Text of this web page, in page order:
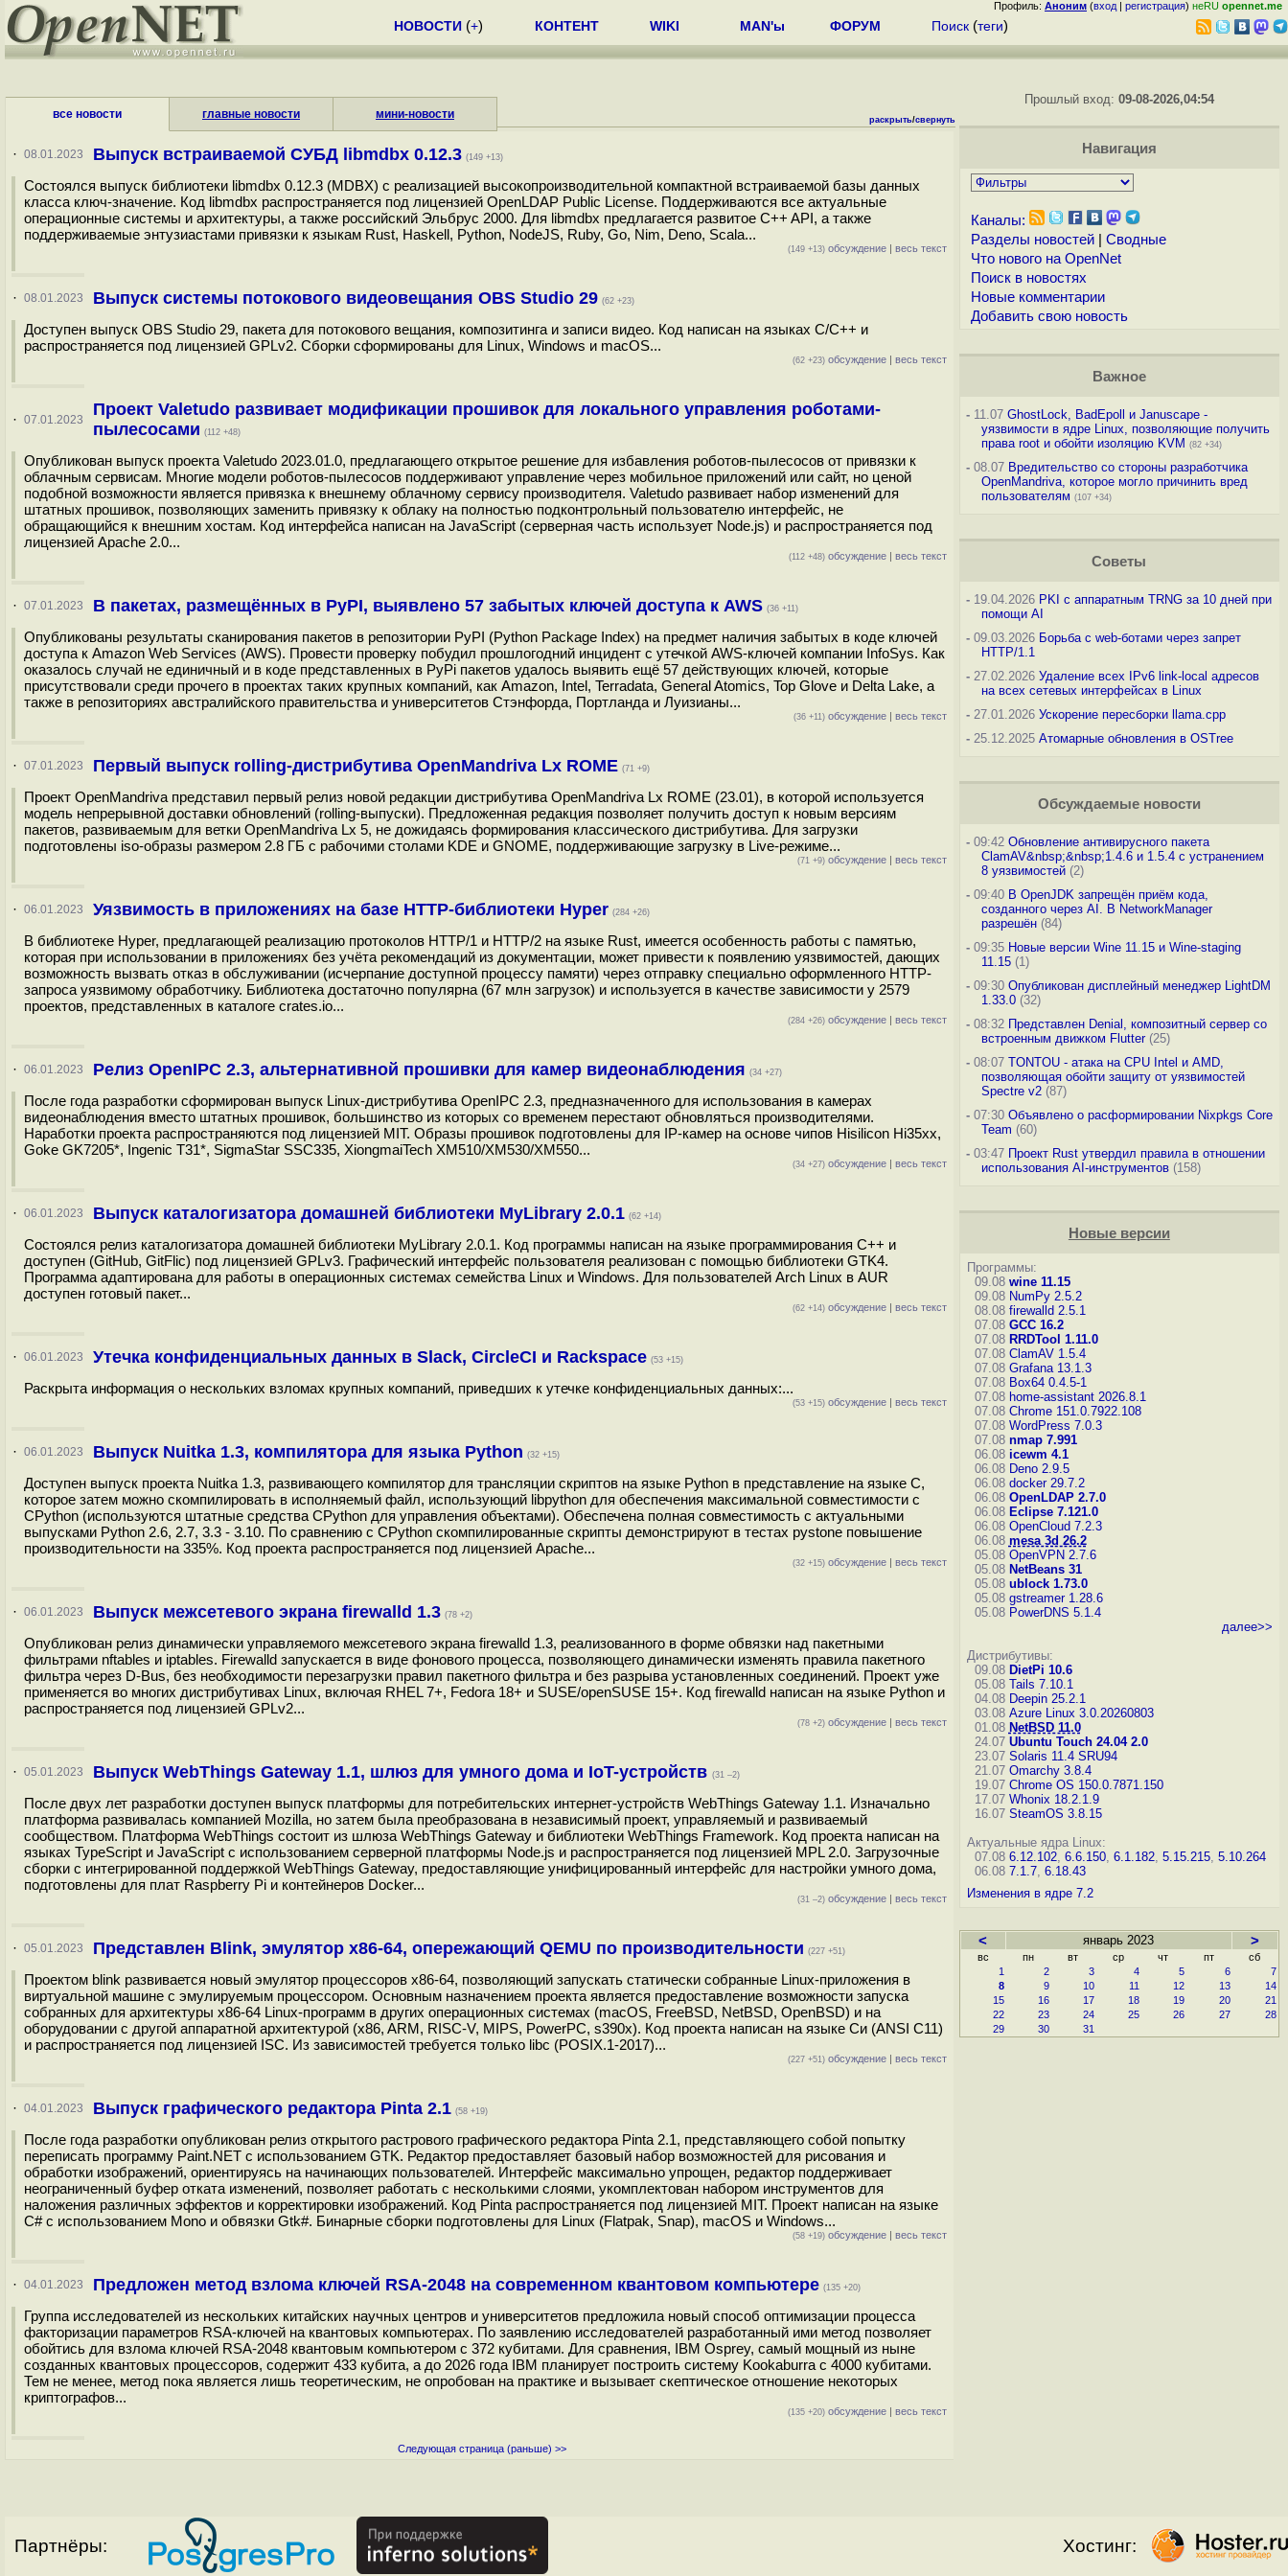
Профиль: Аноним (вход | регистрация) неRU opennet.me
НОВОСТИ (+) КОНТЕНТ WIKI MAN'ы ФОРУМ Поиск (теги)
все новости главные новости мини-новости раскрыть/свернуть
· 08.01.2023 Выпуск встраиваемой СУБД libmdbx 0.12.3 (149 +13)
Состоялся выпуск библиотеки libmdbx 0.12.3 (MDBX) с реализацией высокопроизводительной компактной встраиваемой базы данных
класса ключ-значение. Код libmdbx распространяется под лицензией OpenLDAP Public License. Поддерживаются все актуальные
операционные системы и архитектуры, а также российский Эльбрус 2000. Для libmdbx предлагается развитое C++ API, а также
поддерживаемые энтузиастами привязки к языкам Rust, Haskell, Python, NodeJS, Ruby, Go, Nim, Deno, Scala...
(149 +13) обсуждение | весь текст
· 08.01.2023 Выпуск системы потокового видеовещания OBS Studio 29 (62 +23)
Доступен выпуск OBS Studio 29, пакета для потокового вещания, композитинга и записи видео. Код написан на языках C/C++ и
распространяется под лицензией GPLv2. Сборки сформированы для Linux, Windows и macOS...
(62 +23) обсуждение | весь текст
· 07.01.2023
Проект Valetudo развивает модификации прошивок для локального управления роботами-
пылесосами (112 +48)
Опубликован выпуск проекта Valetudo 2023.01.0, предлагающего открытое решение для избавления роботов-пылесосов от привязки к
облачным сервисам. Многие модели роботов-пылесосов поддерживают управление через мобильное приложений или сайт, но ценой
подобной возможности является привязка к внешнему облачному сервису производителя. Valetudo развивает набор изменений для
штатных прошивок, позволяющих заменить привязку к облаку на полностью подконтрольный пользователю интерфейс, не
обращающийся к внешним хостам. Код интерфейса написан на JavaScript (серверная часть использует Node.js) и распространяется под
лицензией Apache 2.0...
(112 +48) обсуждение | весь текст
· 07.01.2023 В пакетах, размещённых в PyPI, выявлено 57 забытых ключей доступа к AWS (36 +11)
Опубликованы результаты сканирования пакетов в репозитории PyPI (Python Package Index) на предмет наличия забытых в коде ключей
доступа к Amazon Web Services (AWS). Провести проверку побудил прошлогодний инцидент с утечкой AWS-ключей компании InfoSys. Как
оказалось случай не единичный и в коде представленных в PyPi пакетов удалось выявить ещё 57 действующих ключей, которые
присутствовали среди прочего в проектах таких крупных компаний, как Amazon, Intel, Terradata, General Atomics, Top Glove и Delta Lake, а
также в репозиториях австралийского правительства и университетов Стэнфорда, Портланда и Луизианы...
(36 +11) обсуждение | весь текст
· 07.01.2023 Первый выпуск rolling-дистрибутива OpenMandriva Lx ROME (71 +9)
Проект OpenMandriva представил первый релиз новой редакции дистрибутива OpenMandriva Lx ROME (23.01), в которой используется
модель непрерывной доставки обновлений (rolling-выпуски). Предложенная редакция позволяет получить доступ к новым версиям
пакетов, развиваемым для ветки OpenMandriva Lx 5, не дожидаясь формирования классического дистрибутива. Для загрузки
подготовлены iso-образы размером 2.8 ГБ c рабочими столами KDE и GNOME, поддерживающие загрузку в Live-режиме...
(71 +9) обсуждение | весь текст
· 06.01.2023 Уязвимость в приложениях на базе HTTP-библиотеки Hyper (284 +26)
В библиотеке Hyper, предлагающей реализацию протоколов HTTP/1 и HTTP/2 на языке Rust, имеется особенность работы с памятью,
которая при использовании в приложениях без учёта рекомендаций из документации, может привести к появлению уязвимостей, дающих
возможность вызвать отказ в обслуживании (исчерпание доступной процессу памяти) через отправку специально оформленного HTTP-
запроса уязвимому обработчику. Библиотека достаточно популярна (67 млн загрузок) и используется в качестве зависимости у 2579
проектов, представленных в каталоге crates.io...
(284 +26) обсуждение | весь текст
· 06.01.2023 Релиз OpenIPC 2.3, альтернативной прошивки для камер видеонаблюдения (34 +27)
После года разработки сформирован выпуск Linux-дистрибутива OpenIPC 2.3, предназначенного для использования в камерах
видеонаблюдения вместо штатных прошивок, большинство из которых со временем перестают обновляться производителями.
Наработки проекта распространяются под лицензией MIT. Образы прошивок подготовлены для IP-камер на основе чипов Hisilicon Hi35xx,
Goke GK7205*, Ingenic T31*, SigmaStar SSC335, XiongmaiTech XM510/XM530/XM550...
(34 +27) обсуждение | весь текст
· 06.01.2023 Выпуск каталогизатора домашней библиотеки MyLibrary 2.0.1 (62 +14)
Состоялся релиз каталогизатора домашней библиотеки MyLibrary 2.0.1. Код программы написан на языке программирования С++ и
доступен (GitHub, GitFlic) под лицензией GPLv3. Графический интерфейс пользователя реализован с помощью библиотеки GTK4.
Программа адаптирована для работы в операционных системах семейства Linux и Windows. Для пользователей Arch Linux в AUR
доступен готовый пакет...
(62 +14) обсуждение | весь текст
· 06.01.2023 Утечка конфиденциальных данных в Slack, CircleCI и Rackspace (53 +15)
Раскрыта информация о нескольких взломах крупных компаний, приведших к утечке конфиденциальных данных:...
(53 +15) обсуждение | весь текст
· 06.01.2023 Выпуск Nuitka 1.3, компилятора для языка Python (32 +15)
Доступен выпуск проекта Nuitka 1.3, развивающего компилятор для трансляции скриптов на языке Python в представление на языке C,
которое затем можно скомпилировать в исполняемый файл, использующий libpython для обеспечения максимальной совместимости с
CPython (используются штатные средства CPython для управления объектами). Обеспечена полная совместимость с актуальными
выпусками Python 2.6, 2.7, 3.3 - 3.10. По сравнению с CPython скомпилированные скрипты демонстрируют в тестах pystone повышение
производительности на 335%. Код проекта распространяется под лицензией Apache...
(32 +15) обсуждение | весь текст
· 06.01.2023 Выпуск межсетевого экрана firewalld 1.3 (78 +2)
Опубликован релиз динамически управляемого межсетевого экрана firewalld 1.3, реализованного в форме обвязки над пакетными
фильтрами nftables и iptables. Firewalld запускается в виде фонового процесса, позволяющего динамически изменять правила пакетного
фильтра через D-Bus, без необходимости перезагрузки правил пакетного фильтра и без разрыва установленных соединений. Проект уже
применяется во многих дистрибутивах Linux, включая RHEL 7+, Fedora 18+ и SUSE/openSUSE 15+. Код firewalld написан на языке Python и
распространяется под лицензией GPLv2...
(78 +2) обсуждение | весь текст
· 05.01.2023 Выпуск WebThings Gateway 1.1, шлюз для умного дома и IoT-устройств (31 –2)
После двух лет разработки доступен выпуск платформы для потребительских интернет-устройств WebThings Gateway 1.1. Изначально
платформа развивалась компанией Mozilla, но затем была преобразована в независимый проект, управляемый и развиваемый
сообществом. Платформа WebThings состоит из шлюза WebThings Gateway и библиотеки WebThings Framework. Код проекта написан на
языках TypeScript и JavaScript с использованием серверной платформы Node.js и распространяется под лицензией MPL 2.0. Загрузочные
сборки с интегрированной поддержкой WebThings Gateway, предоставляющие унифицированный интерфейс для настройки умного дома,
подготовлены для плат Raspberry Pi и контейнеров Docker...
(31 –2) обсуждение | весь текст
· 05.01.2023 Представлен Blink, эмулятор x86-64, опережающий QEMU по производительности (227 +51)
Проектом blink развивается новый эмулятор процессоров x86-64, позволяющий запускать статически собранные Linux-приложения в
виртуальной машине с эмулируемым процессором. Основным назначением проекта является предоставление возможности запуска
собранных для архитектуры x86-64 Linux-программ в других операционных системах (macOS, FreeBSD, NetBSD, OpenBSD) и на
оборудовании с другой аппаратной архитектурой (x86, ARM, RISC-V, MIPS, PowerPC, s390x). Код проекта написан на языке Си (ANSI C11)
и распространяется под лицензией ISC. Из зависимостей требуется только libc (POSIX.1-2017)...
(227 +51) обсуждение | весь текст
· 04.01.2023 Выпуск графического редактора Pinta 2.1 (58 +19)
После года разработки опубликован релиз открытого растрового графического редактора Pinta 2.1, представляющего собой попытку
переписать программу Paint.NET с использованием GTK. Редактор предоставляет базовый набор возможностей для рисования и
обработки изображений, ориентируясь на начинающих пользователей. Интерфейс максимально упрощен, редактор поддерживает
неограниченный буфер отката изменений, позволяет работать с несколькими слоями, укомплектован набором инструментов для
наложения различных эффектов и корректировки изображений. Код Pinta распространяется под лицензией MIT. Проект написан на языке
C# с использованием Mono и обвязки Gtk#. Бинарные сборки подготовлены для Linux (Flatpak, Snap), macOS и Windows...
(58 +19) обсуждение | весь текст
· 04.01.2023 Предложен метод взлома ключей RSA-2048 на современном квантовом компьютере (135 +20)
Группа исследователей из нескольких китайских научных центров и университетов предложила новый способ оптимизации процесса
факторизации параметров RSA-ключей на квантовых компьютерах. По заявлению исследователей разработанный ими метод позволяет
обойтись для взлома ключей RSA-2048 квантовым компьютером с 372 кубитами. Для сравнения, IBM Osprey, самый мощный из ныне
созданных квантовых процессоров, содержит 433 кубита, а до 2026 года IBM планирует построить систему Kookaburra с 4000 кубитами.
Тем не менее, метод пока является лишь теоретическим, не опробован на практике и вызывает скептическое отношение некоторых
криптографов...
(135 +20) обсуждение | весь текст
Следующая страница (раньше) >>
Прошлый вход:09-08-2026,04:54
Навигация
Каналы:
Разделы новостей| Сводные
Что нового на OpenNet
Поиск в новостях
Новые комментарии
Добавить свою новость
Важное
-11.07 GhostLock, BadEpoll и Januscape -
уязвимости в ядре Linux, позволяющие получить
права root и обойти изоляцию KVM (82 +34)
-08.07 Вредительство со стороны разработчика
OpenMandriva, которое могло причинить вред
пользователям (107 +34)
Советы
-19.04.2026 PKI с аппаратным TRNG за 10 дней при
помощи AI
-09.03.2026 Борьба с web-ботами через запрет
HTTP/1.1
-27.02.2026 Удаление всех IPv6 link-local адресов
на всех сетевых интерфейсах в Linux
-27.01.2026 Ускорение пересборки llama.cpp
-25.12.2025 Атомарные обновления в OSTree
Обсуждаемые новости
-09:42 Обновление антивирусного пакета
ClamAV&nbsp;&nbsp;1.4.6 и 1.5.4 с устранением
8 уязвимостей(2)
-09:40 В OpenJDK запрещён приём кода,
созданного через AI. В NetworkManager
разрешён(84)
-09:35 Новые версии Wine 11.15 и Wine-staging
11.15(1)
-09:30 Опубликован дисплейный менеджер LightDM
1.33.0(32)
-08:32 Представлен Denial, композитный сервер со
встроенным движком Flutter(25)
-08:07 TONTOU - атака на CPU Intel и AMD,
позволяющая обойти защиту от уязвимостей
Spectre v2(87)
-07:30 Объявлено о расформировании Nixpkgs Core
Team (60)
-03:47 Проект Rust утвердил правила в отношении
использования AI-инструментов(158)
Новые версии
Программы:
09.08 wine 11.15
09.08 NumPy 2.5.2
08.08 firewalld 2.5.1
07.08 GCC 16.2
07.08 RRDTool 1.11.0
07.08 ClamAV 1.5.4
07.08 Grafana 13.1.3
07.08 Box64 0.4.5-1
07.08 home-assistant 2026.8.1
07.08 Chrome 151.0.7922.108
07.08 WordPress 7.0.3
07.08 nmap 7.991
06.08 icewm 4.1
06.08 Deno 2.9.5
06.08 docker 29.7.2
06.08 OpenLDAP 2.7.0
06.08 Eclipse 7.121.0
06.08 OpenCloud 7.2.3
06.08 mesa 3d 26.2
05.08 OpenVPN 2.7.6
05.08 NetBeans 31
05.08 ublock 1.73.0
05.08 gstreamer 1.28.6
05.08 PowerDNS 5.1.4
далее>>
Дистрибутивы:
09.08 DietPi 10.6
05.08 Tails 7.10.1
04.08 Deepin 25.2.1
03.08 Azure Linux 3.0.20260803
01.08 NetBSD 11.0
24.07 Ubuntu Touch 24.04 2.0
23.07 Solaris 11.4 SRU94
21.07 Omarchy 3.8.4
19.07 Chrome OS 150.0.7871.150
17.07 Whonix 18.2.1.9
16.07 SteamOS 3.8.15
Актуальные ядра Linux:
07.08 6.12.102, 6.6.150, 6.1.182, 5.15.215, 5.10.264
06.08 7.1.7, 6.18.43
Изменения в ядре 7.2
< январь 2023 >
вс пн вт ср чт пт
сб
1
2 3 4 5 6
7
8
9 10 11 12 13
14
15
16 17 18 19 20
21
22
23 24 25 26 27
28
29
30 31
Партнёры: Хостинг: